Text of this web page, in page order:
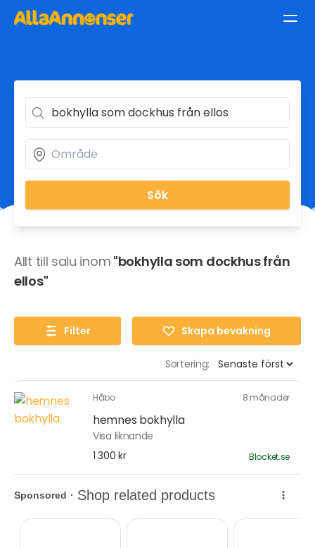
Sök
Allt till salu inom "bokhylla som dockhus från
ellos"
Filter Skapa bevakning
Sortering:
Håbo 8 månader
hemnes bokhylla
Visa liknande
1 300 kr
Blocket.se